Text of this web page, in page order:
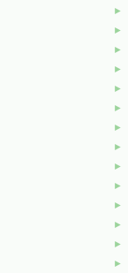
►
►
►
►
►
►
►
►
►
►
►
►
►
►